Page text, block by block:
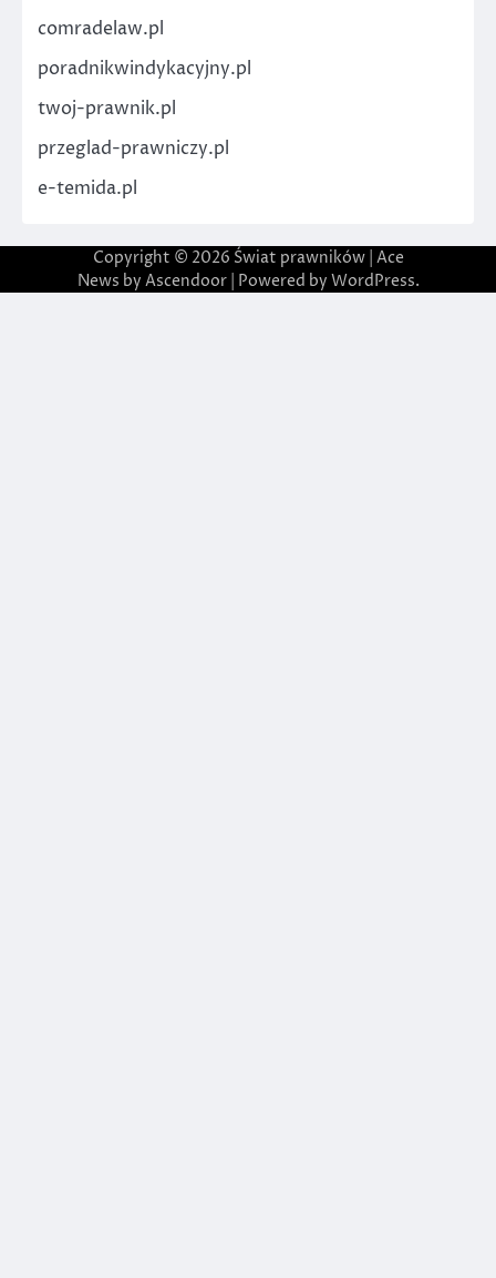
comradelaw.pl
poradnikwindykacyjny.pl
twoj-prawnik.pl
przeglad-prawniczy.pl
e-temida.pl
Copyright © 2026 Świat prawników| Ace
News by Ascendoor| Powered by WordPress.